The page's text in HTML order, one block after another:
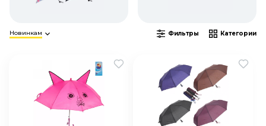
Новинкам Фильтры Категории